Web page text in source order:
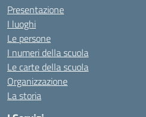
Presentazione
I luoghi
Le persone
I numeri della scuola
Le carte della scuola
Organizzazione
La storia